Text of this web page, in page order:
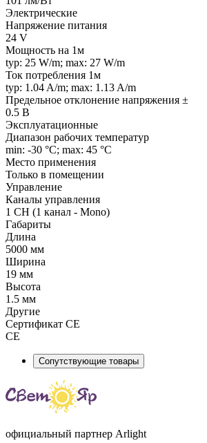
Электрические
Напряжение питания
24 V
Мощность на 1м
typ: 25 W/m; max: 27 W/m
Ток потребления 1м
typ: 1.04 A/m; max: 1.13 A/m
Предельное отклонение напряжения ±
0.5 В
Эксплуатационные
Диапазон рабочих температур
min: -30 °C; max: 45 °C
Место применения
Только в помещении
Управление
Каналы управления
1 CH (1 канал - Mono)
Габариты
Длина
5000 мм
Ширина
19 мм
Высота
1.5 мм
Другие
Сертификат CE
CE
Сопутствующие товары
официальный партнер Arlight